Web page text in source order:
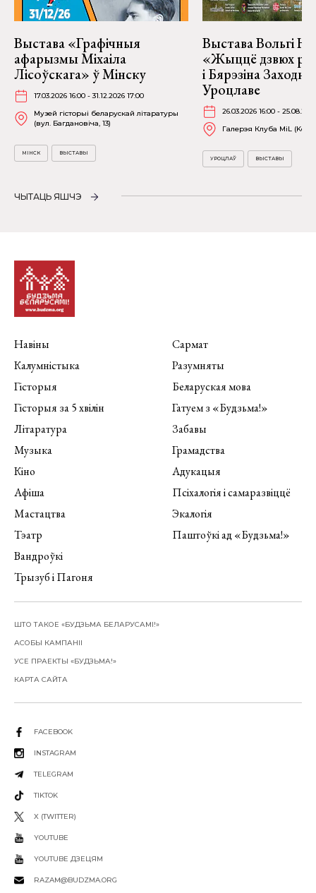
Выстава «Графічныя
афарызмы Міхаіла
Лісоўскага» ў Мінску
17.03.2026 16:00 - 31.12.2026 17:00
Музей гісторыі беларускай літаратуры
(вул. Багдановіча, 13)
МІНСК ВЫСТАВЫ
Выстава Вольгі
«Жыццё дзвюх
і Бярэзіна
Уроцлаве
26.03.2026 16:00 -
Галерэя Клуба MiL
УРОЦЛАЎ ВЫСТАВЫ
ЧЫТАЦЬ ЯШЧЭ
Навіны
Калумністыка
Гісторыя
Гісторыя за 5 хвілін
Літаратура
Музыка
Кіно
Афіша
Мастацтва
Тэатр
Вандроўкі
Трызуб і Пагоня
Сармат
Разумняты
Беларуская мова
Гатуем з «Будзьма!»
Забавы
Грамадства
Адукацыя
Псіхалогія і самаразвіццё
Экалогія
Паштоўкі ад «Будзьма!»
ШТО ТАКОЕ «БУДЗЬМА БЕЛАРУСАМІ!»
АСОБЫ КАМПАНІІ
УСЕ ПРАЕКТЫ «БУДЗЬМА!»
КАРТА САЙТА
FACEBOOK
INSTAGRAM
TELEGRAM
TIKTOK
X (TWITTER)
YOUTUBE
YOUTUBE ДЗЕЦЯМ
RAZAM@BUDZMA.ORG